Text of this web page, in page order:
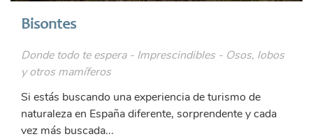
Bisontes
Donde todo te espera - Imprescindibles - Osos, lobos
y otros mamíferos
Si estás buscando una experiencia de turismo de
naturaleza en España diferente, sorprendente y cada
vez más buscada...